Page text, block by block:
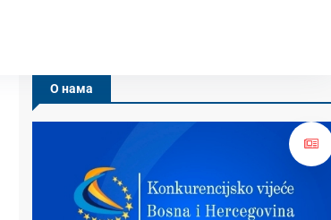
О нама